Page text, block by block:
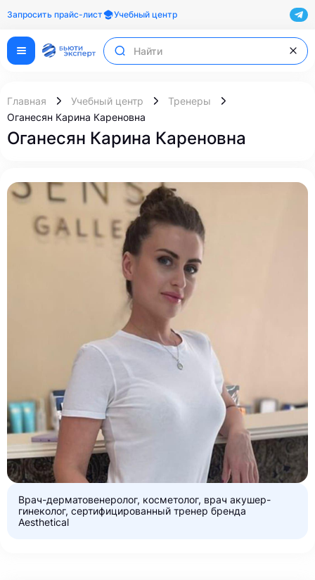
Запросить прайс-лист Учебный центр
Главная Учебный центр
Тренеры
Оганесян Карина Кареновна
Оганесян Карина Кареновна
Врач-дерматовенеролог, косметолог, врач акушер-
гинеколог, сертифицированный тренер бренда
Aesthetical